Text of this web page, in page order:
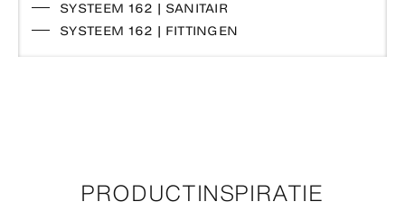
SYSTEEM 162 | SANITAIR
SYSTEEM 162 | FITTINGEN
PRODUCTINSPIRATIE